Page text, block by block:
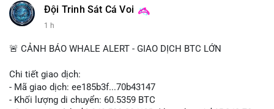
Đội Trinh Sát Cá Voi
1 h
🚨 CẢNH BÁO WHALE ALERT - GIAO DỊCH BTC LỚN
Chi tiết giao dịch:
- Mã giao dịch: ee185b3f...70b43147
- Khối lượng di chuyển: 60.5359 BTC